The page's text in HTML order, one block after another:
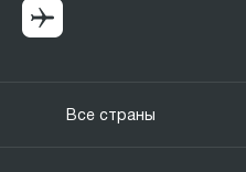
Все страны